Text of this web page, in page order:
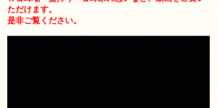
ただけます。
是非ご覧ください。